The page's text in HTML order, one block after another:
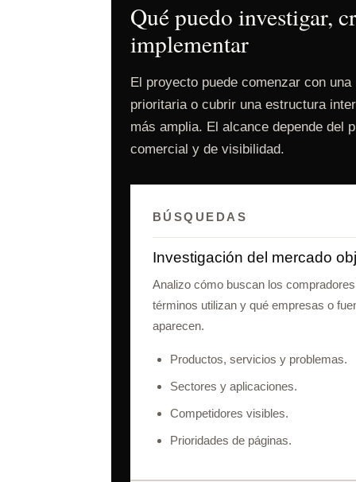
Qué puedo investigar,
implementar
El proyecto puede comenzar con una
prioritaria o cubrir una estructura
más amplia. El alcance depende del
comercial y de visibilidad.
BÚSQUEDAS
Investigación del mercado
Analizo cómo buscan los
términos utilizan y qué empresas o
aparecen.
Productos, servicios y problemas.
Sectores y aplicaciones.
Competidores visibles.
Prioridades de páginas.